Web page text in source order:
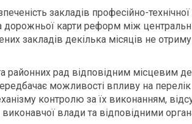
закладів професійно-технічної
дорожньої карти реформ між
закладів декілька місяців не
районних рад відповідним місцевим
можливості впливу на перелік
контролю за їх виконанням,
влади та відповідними